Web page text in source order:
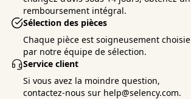
remboursement intégral.
Sélection des pièces
Chaque pièce est soigneusement choisie
par notre équipe de sélection.
Service client
Si vous avez la moindre question,
contactez-nous sur help@selency.com.